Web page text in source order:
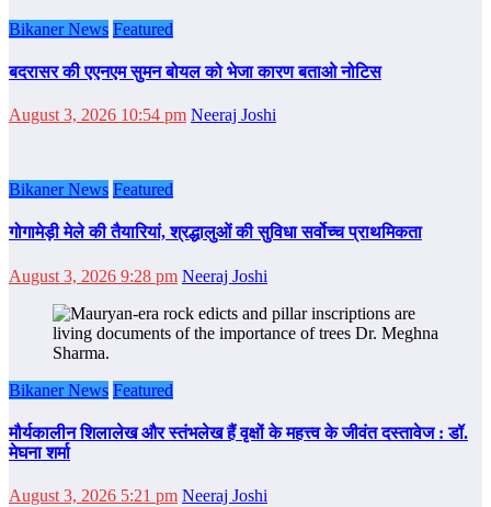
Bikaner News Featured
बदरासर की एएनएम सुमन बोयल को भेजा कारण बताओ नोटिस
August 3, 2026 10:54 pm Neeraj Joshi
Bikaner News Featured
गोगामेड़ी मेले की तैयारियां, श्रद्धालुओं की सुविधा सर्वोच्च प्राथमिकता
August 3, 2026 9:28 pm Neeraj Joshi
Bikaner News Featured
मौर्यकालीन शिलालेख और स्तंभलेख हैं वृक्षों के महत्त्व के जीवंत दस्तावेज : डॉ.
मेघना शर्मा
August 3, 2026 5:21 pm Neeraj Joshi